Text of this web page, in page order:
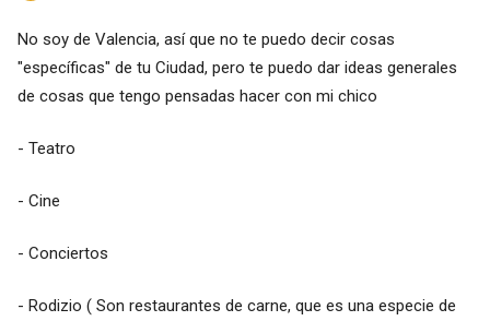
No soy de Valencia, así que no te puedo decir cosas
"específicas" de tu Ciudad, pero te puedo dar ideas generales
de cosas que tengo pensadas hacer con mi chico
- Teatro
- Cine
- Conciertos
- Rodizio ( Son restaurantes de carne, que es una especie de